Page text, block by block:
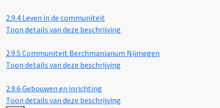
2.9.4 Leven in de communiteit
Toon details van deze beschrijving
2.9.5 Communiteit Berchmanianum Nijmegen
Toon details van deze beschrijving
2.9.6 Gebouwen en inrichting
Toon details van deze beschrijving